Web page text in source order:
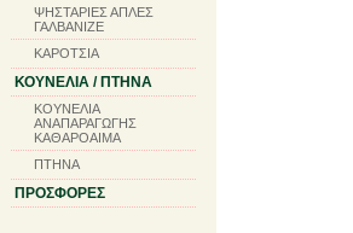
ΨΗΣΤΑΡΙΕΣ ΑΠΛΕΣ
ΓΑΛΒΑΝΙΖΕ
ΚΑΡΟΤΣΙΑ
ΚΟΥΝΕΛΙΑ / ΠΤΗΝΑ
ΚΟΥΝΕΛΙΑ
ΑΝΑΠΑΡΑΓΩΓΗΣ
ΚΑΘΑΡΟΑΙΜΑ
ΠΤΗΝΑ
ΠΡΟΣΦΟΡΕΣ